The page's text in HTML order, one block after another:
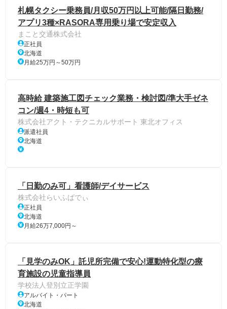
札幌タクシー乗務員/月収50万円以上可能/隔日勤務/
アプリ3種×RASORA専用乗り場で安定収入
まこと交通株式会社
正社員
北海道
月給25万円～50万円
高時給 建築施工図チェック業務・検討図/準大手ゼネ
コン/週4・時短も可
株式会社アクト・テクニカルサポート 東北オフィス
派遣社員
北海道
「日勤のみ可」看護師/デイサービス
株式会社らいふばでぃ
正社員
北海道
月給26万7,000円～
「見学のみOK」託児所完備で安心!運動特化型の療
育施設の児童指導員
学校法人登別立正学園
アルバイト・パート
北海道